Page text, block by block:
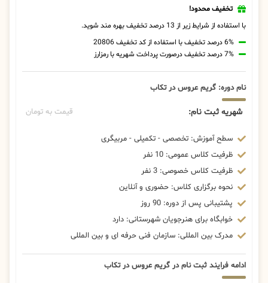
تخفیف محدود!
با استفاده از شرایط زیر از 13 درصد تخفیف بهره مند شوید.
6% درصد تخفیف با استفاده از کد تخفیف 20806
7% درصد تخفیف درصورت پرداخت شهریه با رمزارز
نام دوره: گریم عروس در تکاب
شهریه ثبت نام: قیمت به تومان
سطح آموزش: تخصصی - تکمیلی - مربیگری
ظرفیت کلاس عمومی: 10 نفر
ظرفیت کلاس خصوصی: 3 نفر
نحوه برگزاری کلاس: حضوری و آنلاین
پشتیبانی پس از دوره: 90 روز
خوابگاه برای هنرجویان شهرستانی: دارد
مدرک بین المللی: سازمان فنی حرفه ای و بین المللی
ادامه فرایند ثبت نام در گریم عروس در تکاب